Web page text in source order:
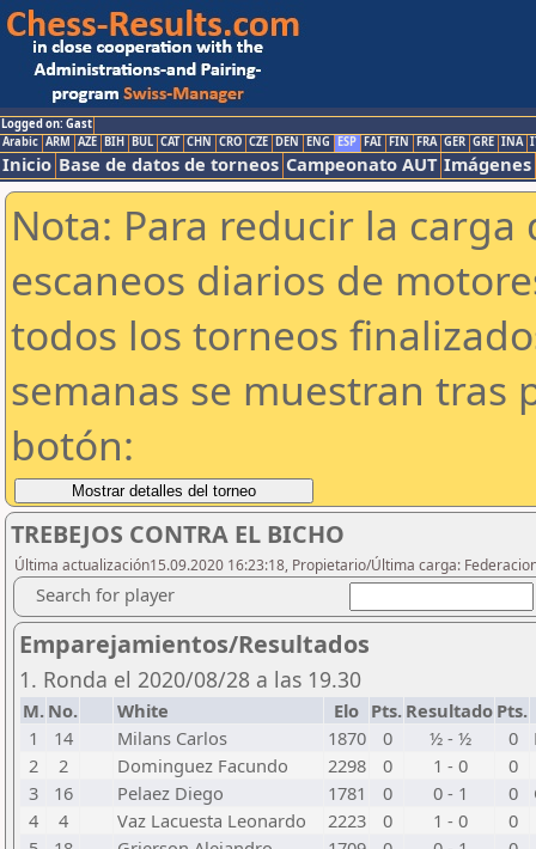
Logged on: Gast
Arabic ARM AZE BIH BUL CAT CHN CRO CZE DEN ENG ESP FAI FIN FRA GER GRE INA
Inicio Base de datos de torneos Campeonato AUT Imágenes
Nota: Para reducir la
escaneos diarios de
todos los torneos
semanas se muestran tras
botón:
TREBEJOS CONTRA EL BICHO
Última actualización15.09.2020 16:23:18, Propietario/Última carga:
Search for player
Emparejamientos/Resultados
1. Ronda el 2020/08/28 a las 19.30
M. No. White Elo Pts. Resultado Pts.
1
14 Milans Carlos 1870 0 ½ - ½ 0
2
2 Dominguez Facundo 2298 0 1 - 0
0
3
16 Pelaez Diego 1781 0 0 - 1 0
4
4 Vaz Lacuesta Leonardo 2223 0 1 - 0
0